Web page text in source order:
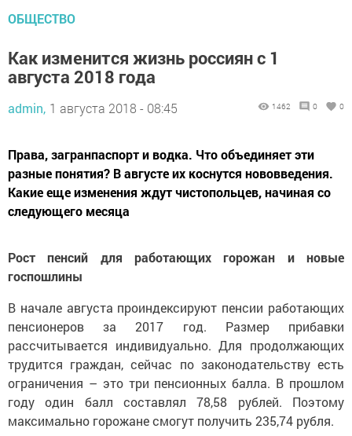
ОБЩЕСТВО
Как изменится жизнь россиян с 1
августа 2018 года
admin, 1 августа 2018 - 08:45 1462 0 0
Права, загранпаспорт и водка. Что объединяет эти
разные понятия? В августе их коснутся нововведения.
Какие еще изменения ждут чистопольцев, начиная со
следующего месяца
Рост пенсий для работающих горожан и новые
госпошлины
В начале августа проиндексируют пенсии работающих
пенсионеров за 2017 год. Размер прибавки
рассчитывается индивидуально. Для продолжающих
трудится граждан, сейчас по законодательству есть
ограничения – это три пенсионных балла. В прошлом
году один балл составлял 78,58 рублей. Поэтому
максимально горожане смогут получить 235,74 рубля.